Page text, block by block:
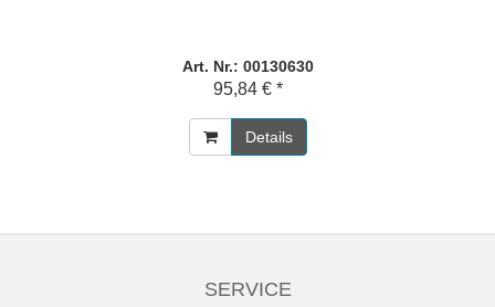
Art. Nr.: 00130630
95,84 € *
Details
SERVICE